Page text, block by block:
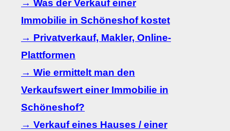
→ Was der Verkauf einer
Immobilie in Schöneshof kostet
→ Privatverkauf, Makler, Online-
Plattformen
→ Wie ermittelt man den
Verkaufswert einer Immobilie in
Schöneshof?
→ Verkauf eines Hauses / einer